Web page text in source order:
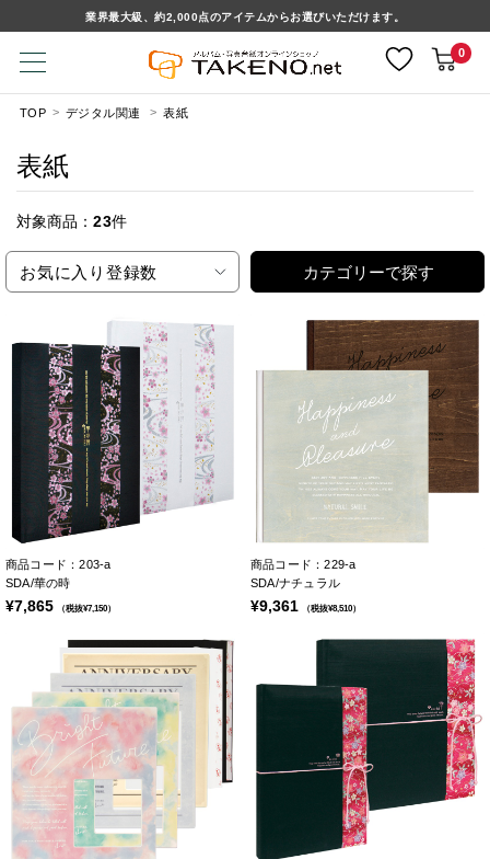
業界最大級、約2,000点のアイテムからお選びいただけます。
0
TOP デジタル関連 表紙
表紙
対象商品： 23件
お気に入り登録数 カテゴリーで探す
商品コード：203-a
SDA/華の時
¥7,865 （税抜¥7,150）
商品コード：229-a
SDA/ナチュラル
¥9,361 （税抜¥8,510）